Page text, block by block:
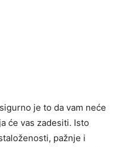
je to da vam neće
će vas zadesiti. Isto
pažnje i